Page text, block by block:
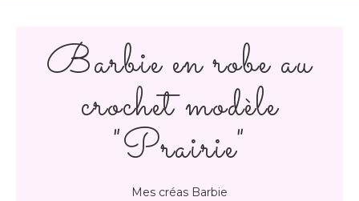
Barbie en robe au
crochet modèle
"Prairie"
Mes créas Barbie